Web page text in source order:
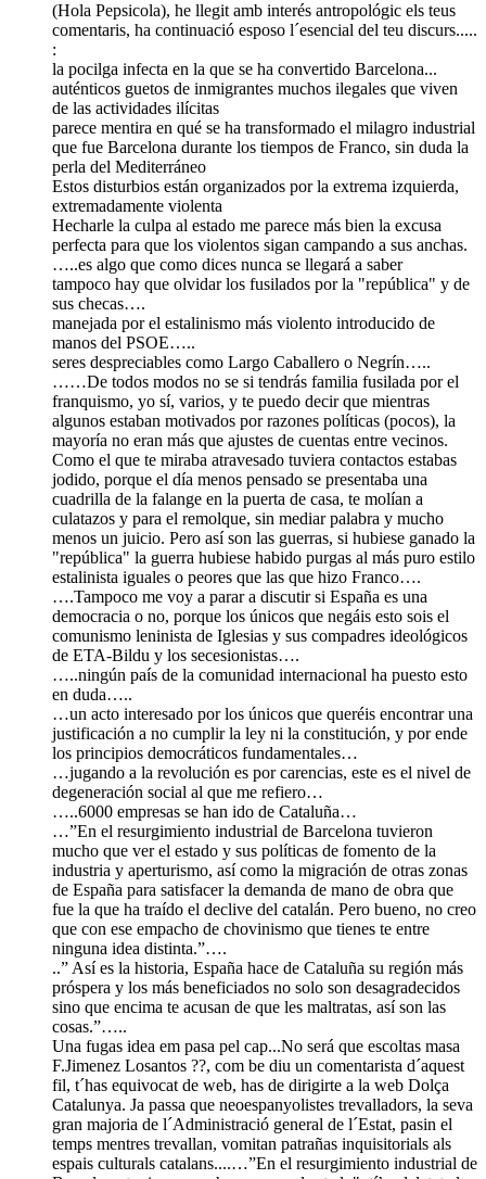
(Hola Pepsicola), he llegit amb interés antropológic els teus
comentaris, ha continuació esposo l´esencial del teu discurs.....
:
la pocilga infecta en la que se ha convertido Barcelona...
auténticos guetos de inmigrantes muchos ilegales que viven
de las actividades ilícitas
parece mentira en qué se ha transformado el milagro industrial
que fue Barcelona durante los tiempos de Franco, sin duda la
perla del Mediterráneo
Estos disturbios están organizados por la extrema izquierda,
extremadamente violenta
Hecharle la culpa al estado me parece más bien la excusa
perfecta para que los violentos sigan campando a sus anchas.
…..es algo que como dices nunca se llegará a saber
tampoco hay que olvidar los fusilados por la "república" y de
sus checas….
manejada por el estalinismo más violento introducido de
manos del PSOE…..
seres despreciables como Largo Caballero o Negrín…..
……De todos modos no se si tendrás familia fusilada por el
franquismo, yo sí, varios, y te puedo decir que mientras
algunos estaban motivados por razones políticas (pocos), la
mayoría no eran más que ajustes de cuentas entre vecinos.
Como el que te miraba atravesado tuviera contactos estabas
jodido, porque el día menos pensado se presentaba una
cuadrilla de la falange en la puerta de casa, te molían a
culatazos y para el remolque, sin mediar palabra y mucho
menos un juicio. Pero así son las guerras, si hubiese ganado la
"república" la guerra hubiese habido purgas al más puro estilo
estalinista iguales o peores que las que hizo Franco….
….Tampoco me voy a parar a discutir si España es una
democracia o no, porque los únicos que negáis esto sois el
comunismo leninista de Iglesias y sus compadres ideológicos
de ETA-Bildu y los secesionistas….
…..ningún país de la comunidad internacional ha puesto esto
en duda…..
…un acto interesado por los únicos que queréis encontrar una
justificación a no cumplir la ley ni la constitución, y por ende
los principios democráticos fundamentales…
…jugando a la revolución es por carencias, este es el nivel de
degeneración social al que me refiero…
…..6000 empresas se han ido de Cataluña…
…”En el resurgimiento industrial de Barcelona tuvieron
mucho que ver el estado y sus políticas de fomento de la
industria y aperturismo, así como la migración de otras zonas
de España para satisfacer la demanda de mano de obra que
fue la que ha traído el declive del catalán. Pero bueno, no creo
que con ese empacho de chovinismo que tienes te entre
ninguna idea distinta.”….
..” Así es la historia, España hace de Cataluña su región más
próspera y los más beneficiados no solo son desagradecidos
sino que encima te acusan de que les maltratas, así son las
cosas.”…..
Una fugas idea em pasa pel cap...No será que escoltas masa
F.Jimenez Losantos ??, com be diu un comentarista d´aquest
fil, t´has equivocat de web, has de dirigirte a la web Dolça
Catalunya. Ja passa que neoespanyolistes trevalladors, la seva
gran majoria de l´Administració general de l´Estat, pasin el
temps mentres trevallan, vomitan patrañas inquisitorials als
espais culturals catalans....…”En el resurgimiento industrial de